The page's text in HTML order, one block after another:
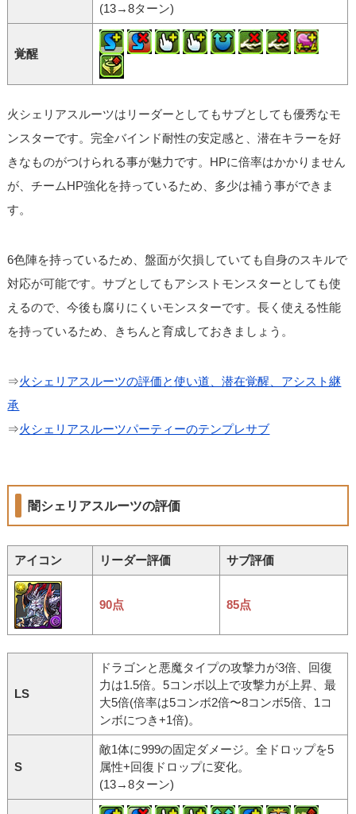
(13→8ターン)
覚醒
火シェリアスルーツはリーダーとしてもサブとしても優秀なモ
ンスターです。完全バインド耐性の安定感と、潜在キラーを好
きなものがつけられる事が魅力です。HPに倍率はかかりません
が、チームHP強化を持っているため、多少は補う事ができま
す。
6色陣を持っているため、盤面が欠損していても自身のスキルで
対応が可能です。サブとしてもアシストモンスターとしても使
えるので、今後も腐りにくいモンスターです。長く使える性能
を持っているため、きちんと育成しておきましょう。
⇒火シェリアスルーツの評価と使い道、潜在覚醒、アシスト継
承
⇒火シェリアスルーツパーティーのテンプレサブ
闇シェリアスルーツの評価
アイコン リーダー評価 サブ評価
90点 85点
LS
ドラゴンと悪魔タイプの攻撃力が3倍、回復
力は1.5倍。5コンボ以上で攻撃力が上昇、最
大5倍(倍率は5コンボ2倍〜8コンボ5倍、1コ
ンボにつき+1倍)。
S
敵1体に999の固定ダメージ。全ドロップを5
属性+回復ドロップに変化。
(13→8ターン)